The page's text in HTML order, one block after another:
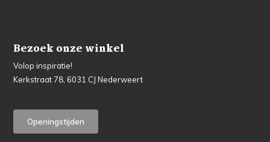
Bezoek onze winkel
Volop inspiratie!
Kerkstraat 78, 6031 CJ Nederweert
Openingstijden